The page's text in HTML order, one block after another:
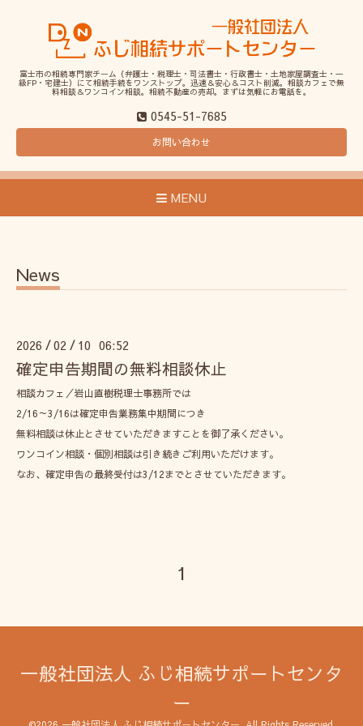
富士市の相続専門家チーム（弁護士・税理士・司法書士・行政書士・土地家屋調査士・一
級FP・宅建士）にて相続手続をワンストップ。迅速＆安心＆コスト削減。相談カフェで無
料相談＆ワンコイン相談。相続不動産の売却。まずは気軽にお電話を。
0545-51-7685
お問い合わせ
MENU
News
2026 /02 / 10 06:52
確定申告期間の無料相談休止
相談カフェ／岩山直樹税理士事務所では
2/16～3/16は確定申告業務集中期間につき
無料相談は休止とさせていただきますことを御了承ください。
ワンコイン相談・個別相談は引き続きご利用いただけます。
なお、確定申告の最終受付は3/12までとさせていただきます。
1
一般社団法人 ふじ相続サポートセンタ
ー